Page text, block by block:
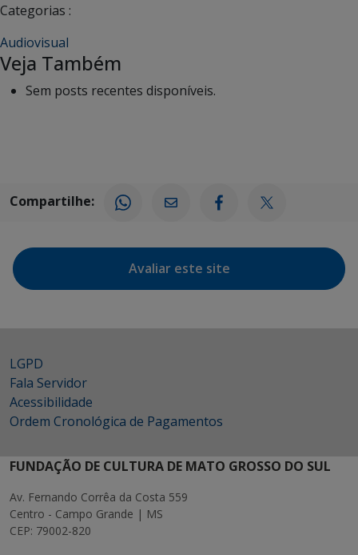
Categorias :
Audiovisual
Veja Também
Sem posts recentes disponíveis.
Compartilhe:
Avaliar este site
LGPD
Fala Servidor
Acessibilidade
Ordem Cronológica de Pagamentos
FUNDAÇÃO DE CULTURA DE MATO GROSSO DO SUL
Av. Fernando Corrêa da Costa 559
Centro - Campo Grande | MS
CEP: 79002-820